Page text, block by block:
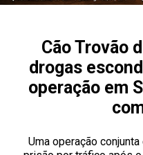
Cão Trovão
drogas
operação em
Uma operação